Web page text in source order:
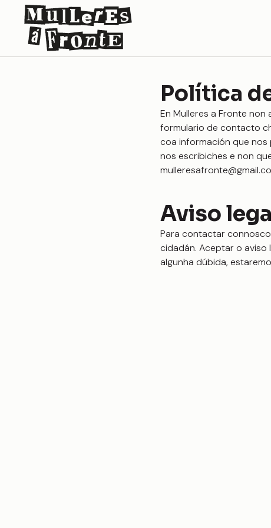
Política
En Mulleres a Fronte
formulario de contacto
coa información que
nos escribiches e non
Aviso
Para contactar
cidadán. Aceptar o aviso
algunha dúbida,